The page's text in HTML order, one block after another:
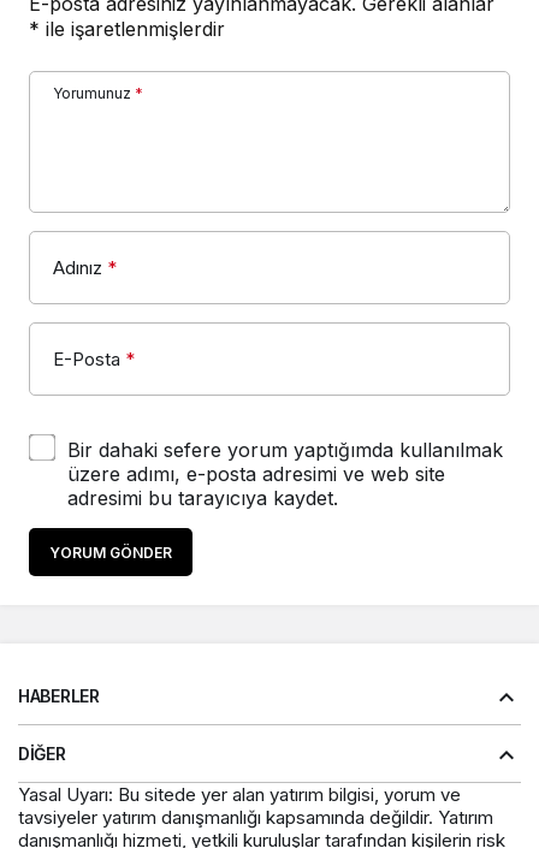
* ile işaretlenmişlerdir
Yorumunuz *
Adınız *
E-Posta *
Bir dahaki sefere yorum yaptığımda kullanılmak
üzere adımı, e-posta adresimi ve web site
adresimi bu tarayıcıya kaydet.
YORUM GÖNDER
HABERLER
DIĞER
Yasal Uyarı: Bu sitede yer alan yatırım bilgisi, yorum ve
tavsiyeler yatırım danışmanlığı kapsamında değildir. Yatırım
danışmanlığı hizmeti, yetkili kuruluşlar tarafından kişilerin risk